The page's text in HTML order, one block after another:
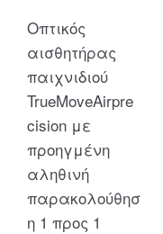
Οπτικός
αισθητήρας
παιχνιδιού
TrueMoveAirpre
cision με
προηγμένη
αληθινή
παρακολούθησ
η 1 προς 1